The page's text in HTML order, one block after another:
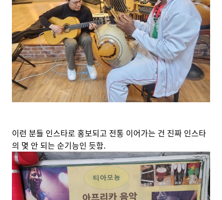
이런 분들 인스타로 홍보되고 전통 이어가는 건 진짜 인스타
의 몇 안 되는 순기능인 듯함.